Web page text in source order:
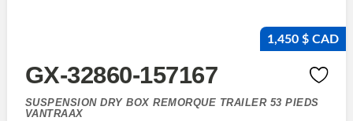
1,450 $ CAD
GX-32860-157167
SUSPENSION DRY BOX REMORQUE TRAILER 53 PIEDS
VANTRAAX